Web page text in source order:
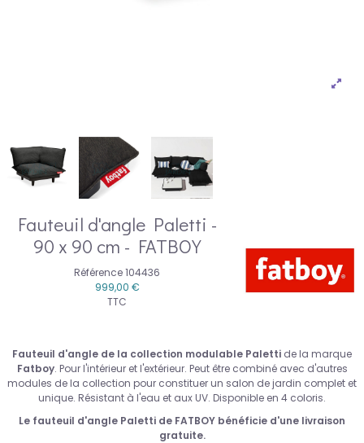
Fauteuil d'angle Paletti -
90 x 90 cm - FATBOY
Référence104436
999,00 €
TTC
Fauteuil d'angle de la collection modulable Paletti de la marque
Fatboy. Pour l'intérieur et l'extérieur. Peut être combiné avec d'autres
modules de la collection pour constituer un salon de jardin complet et
unique. Résistant à l'eau et aux UV. Disponible en 4 coloris.
Le fauteuil d'angle Paletti de FATBOY bénéficie d'une livraison
gratuite.